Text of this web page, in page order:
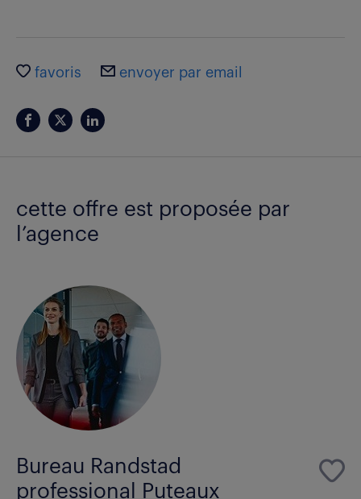
favoris envoyer par email
cette offre est proposée par
l’agence
Bureau Randstad
professional Puteaux